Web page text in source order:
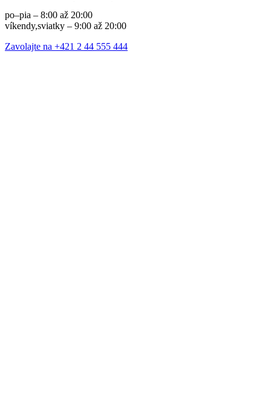
po–pia – 8:00 až 20:00
víkendy,sviatky – 9:00 až 20:00
Zavolajte na +421 2 44 555 444